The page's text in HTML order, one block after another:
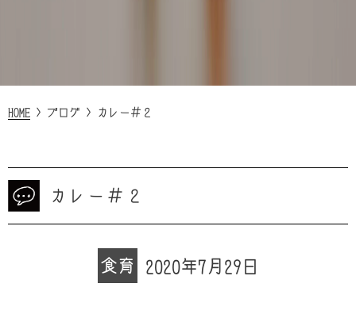
HOME > ブログ > カレー＃２
カレー＃２
食育 2020年7月29日